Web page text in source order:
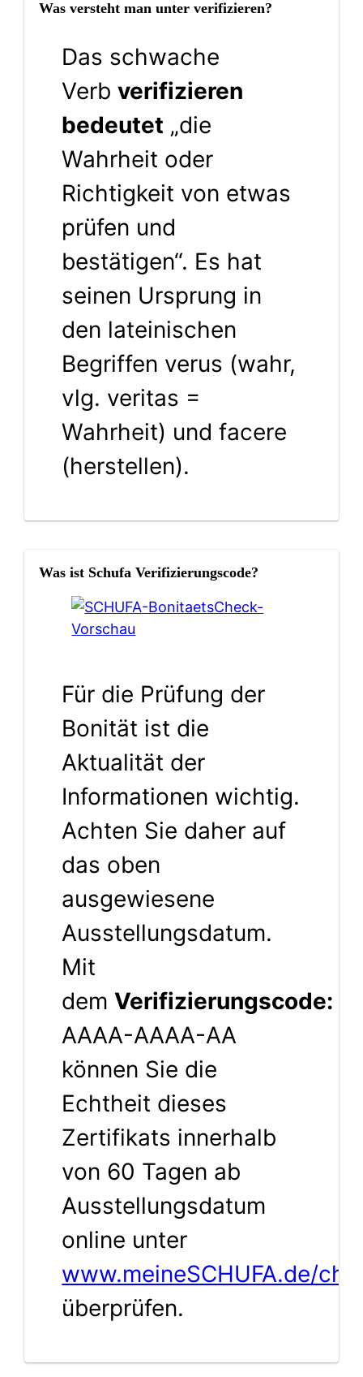
Was versteht man unter verifizieren?
Das schwache
Verbverifizieren
bedeutet „die
Wahrheit oder
Richtigkeit von etwas
prüfen und
bestätigen“. Es hat
seinen Ursprung in
den lateinischen
Begriffen verus (wahr,
vlg. veritas =
Wahrheit) und facere
(herstellen).
Was ist Schufa Verifizierungscode?
Für die Prüfung der
Bonität ist die
Aktualität der
Informationen wichtig.
Achten Sie daher auf
das oben
ausgewiesene
Ausstellungsdatum.
Mit
demVerifizierungscode:
AAAA-AAAA-AA
können Sie die
Echtheit dieses
Zertifikats innerhalb
von 60 Tagen ab
Ausstellungsdatum
online unter
www.meineSCHUFA.de/
überprüfen.